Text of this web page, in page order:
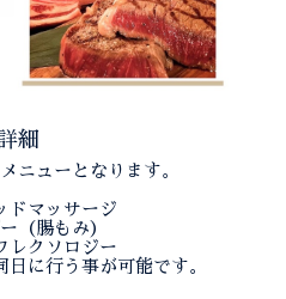
細
ニューとなります。
ドマッサージ
（腸もみ）
レクソロジー
日に行う事が可能です。